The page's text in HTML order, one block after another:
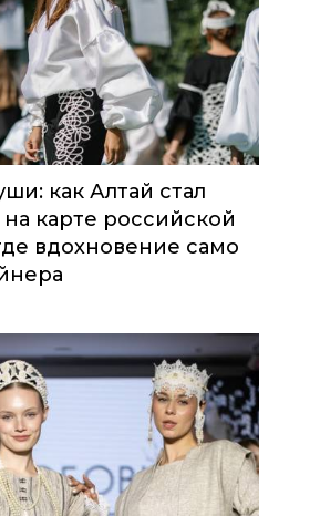
как Алтай стал
карте российской
вдохновение само